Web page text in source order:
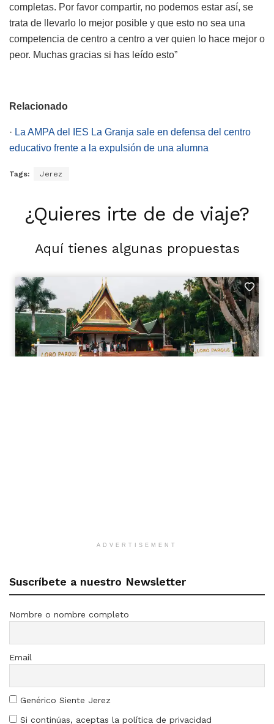
completas. Por favor compartir, no podemos estar así, se
trata de llevarlo lo mejor posible y que esto no sea una
competencia de centro a centro a ver quien lo hace mejor o
peor. Muchas gracias si has leído esto”
Relacionado
· La AMPA del IES La Granja sale en defensa del centro
educativo frente a la expulsión de una alumna
Tags: Jerez
¿Quieres irte de de viaje?
Aquí tienes algunas propuestas
ADVERTISEMENT
Suscríbete a nuestro Newsletter
Nombre o nombre completo
Email
Genérico Siente Jerez
Si continúas, aceptas la política de privacidad